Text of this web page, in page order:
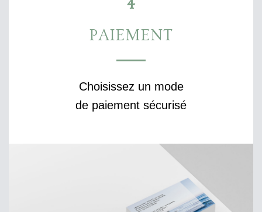
4
PAIEMENT
Choisissez un mode
de paiement sécurisé